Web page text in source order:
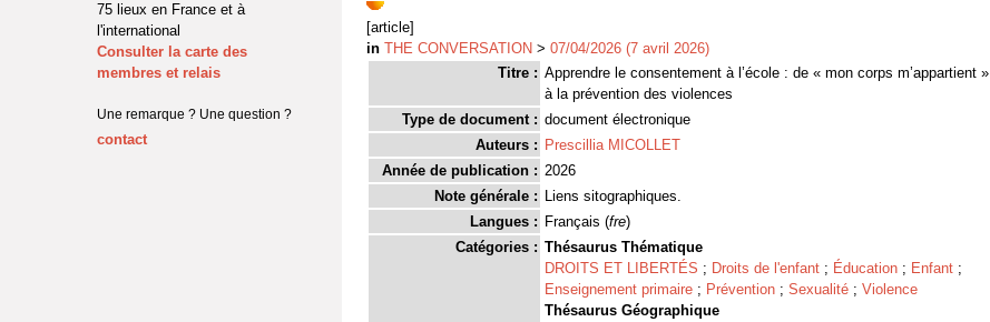
[article]
in THE CONVERSATION > 07/04/2026 (7 avril 2026)
Titre : Apprendre le consentement à l’école : de « mon corps m’appartient »
à la prévention des violences
Type de document : document électronique
Auteurs : Prescillia MICOLLET
Année de publication : 2026
Note générale : Liens sitographiques.
Langues : Français (fre)
Catégories : Thésaurus Thématique
DROITS ET LIBERTÉS ; Droits de l'enfant ; Éducation ; Enfant ;
Enseignement primaire ; Prévention ; Sexualité ; Violence
Thésaurus Géographique
75 lieux en France et à
l'international
Consulter la carte des
membres et relais
Une remarque ? Une question ?
contact